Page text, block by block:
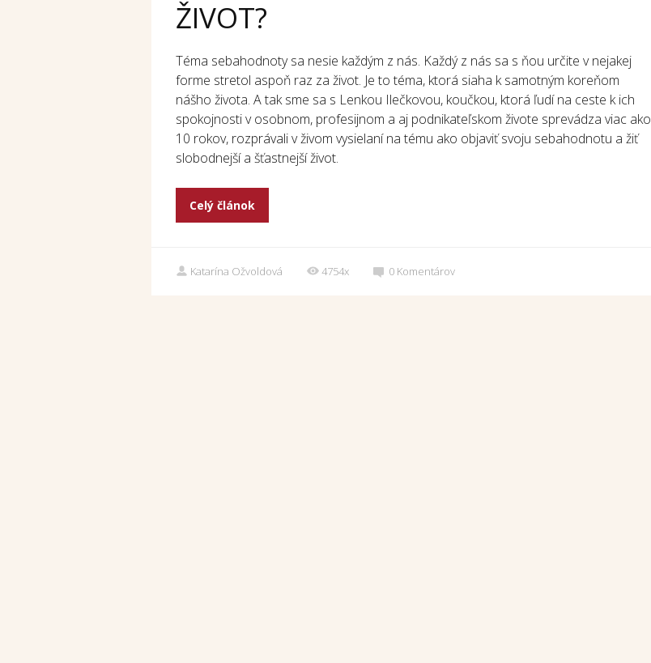
ŽIVOT?
Téma sebahodnoty sa nesie každým z nás. Každý z nás sa s ňou určite v nejakej
forme stretol aspoň raz za život. Je to téma, ktorá siaha k samotným koreňom
nášho života. A tak sme sa s Lenkou Ilečkovou, koučkou, ktorá ľudí na ceste k ich
spokojnosti v osobnom, profesijnom a aj podnikateľskom živote sprevádza viac ako
10 rokov, rozprávali v živom vysielaní na tému ako objaviť svoju sebahodnotu a žiť
slobodnejší a šťastnejší život.
Celý článok
Katarína Ožvoldová 4754x 0 Komentárov